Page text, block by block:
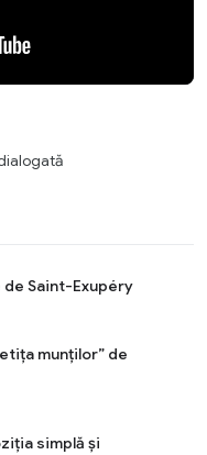
de Saint-Exupéry
munților” de
simplă și